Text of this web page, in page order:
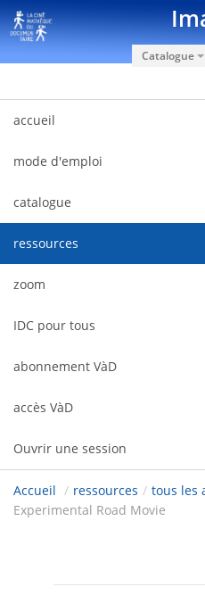
Saut au contenu
Catalogue
accueil
mode d'emploi
catalogue
ressources
zoom
IDC pour tous
abonnement VàD
accès VàD
Ouvrir une session
Accueil / ressources / tous les
Experimental Road Movie